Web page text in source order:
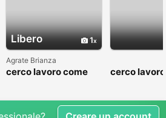
Libero 1
Agrate Brianza
cerco lavoro come
cerco